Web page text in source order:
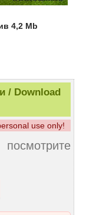
4,2 Мb
/ Download
use only!